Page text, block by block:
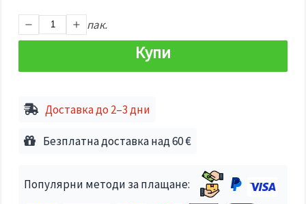
"бисквитки"
и кликнеш
бутона
на
пак.
Купи
Доставка до 2–3 дни
Безплатна доставка над 60 €
Популярни методи за плащане: